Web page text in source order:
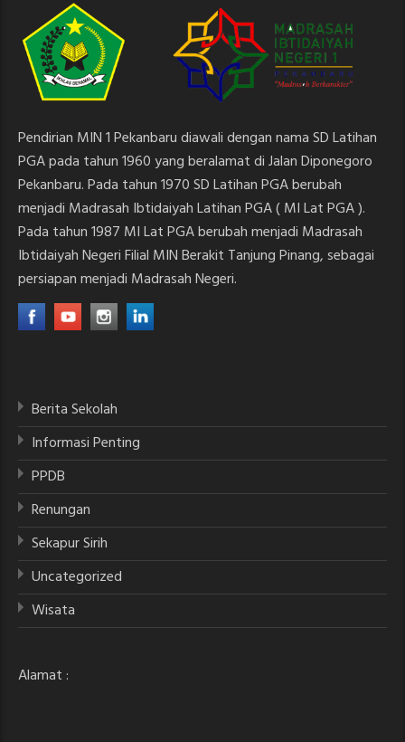
Pendirian MIN 1 Pekanbaru diawali dengan nama SD Latihan
PGA pada tahun 1960 yang beralamat di Jalan Diponegoro
Pekanbaru. Pada tahun 1970 SD Latihan PGA berubah
menjadi Madrasah Ibtidaiyah Latihan PGA ( MI Lat PGA ).
Pada tahun 1987 MI Lat PGA berubah menjadi Madrasah
Ibtidaiyah Negeri Filial MIN Berakit Tanjung Pinang, sebagai
persiapan menjadi Madrasah Negeri.
Berita Sekolah
Informasi Penting
PPDB
Renungan
Sekapur Sirih
Uncategorized
Wisata
Alamat :